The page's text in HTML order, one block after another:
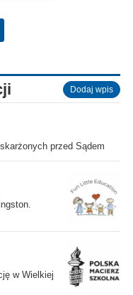
Dodaj wpis
przed Sądem
w Wielkiej